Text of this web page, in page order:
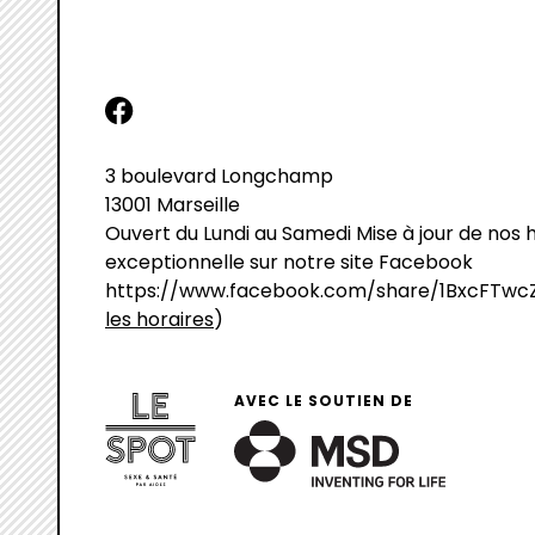
3 boulevard Longchamp
13001 Marseille
Ouvert du Lundi au Samedi Mise à jour de
exceptionnelle sur notre site Facebook
https://www.facebook.com/share/
les horaires)
AVEC LE SOUTIEN DE